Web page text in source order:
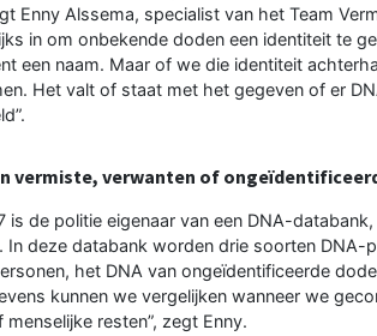
Enny Alssema, specialist van het Team
in om onbekende doden een identiteit te
een naam. Maar of we die identiteit
Het valt of staat met het gegeven of er
vermiste, verwanten of
is de politie eigenaar van een DNA-
In deze databank worden drie soorten
het DNA van ongeïdentificeerde
kunnen we vergelijken wanneer we
resten”, zegt Enny.